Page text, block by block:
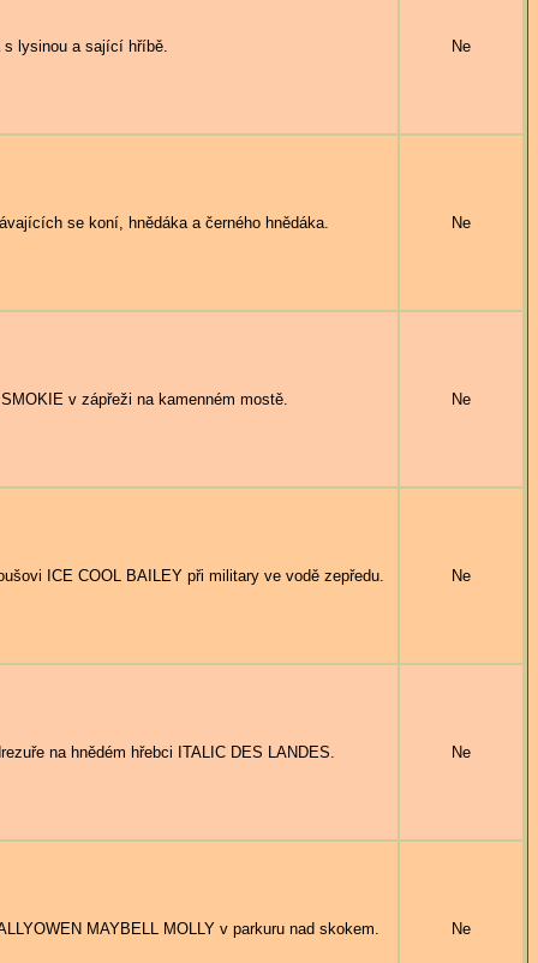
lysinou a sající hříbě. Ne
se koní, hnědáka a černého hnědáka. Ne
v zápřeži na kamenném mostě. Ne
ICE COOL BAILEY při military ve vodě zepředu. Ne
na hnědém hřebci ITALIC DES LANDES. Ne
MAYBELL MOLLY v parkuru nad skokem. Ne